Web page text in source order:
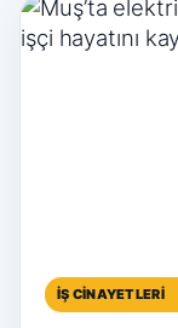
İŞ CINAYETLERI